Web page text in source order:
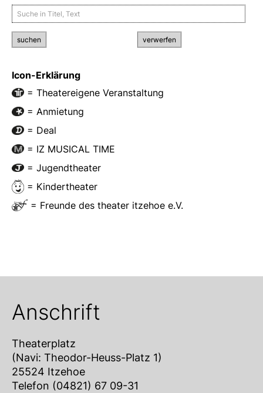
suchen verwerfen
Icon-Erklärung
= Theatereigene Veranstaltung
= Anmietung
= Deal
= IZ MUSICAL TIME
= Jugendtheater
= Kindertheater
= Freunde des theater itzehoe e.V.
Anschrift
Theaterplatz
(Navi: Theodor-Heuss-Platz 1)
25524 Itzehoe
Telefon (04821) 67 09-31